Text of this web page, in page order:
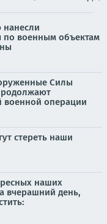
военным объектам
Силы
военной операции
стереть наши
наших
вчерашний день,